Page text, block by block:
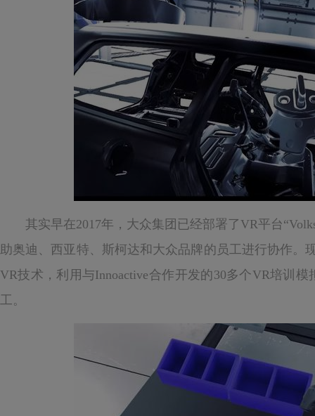
其实早在2017年，大众集团已经部署了VR平台
助奥迪、西亚特、斯柯达和大众品牌的员工进行协作。
VR技术，利用与Innoactive合作开发的30多个VR培训
工。